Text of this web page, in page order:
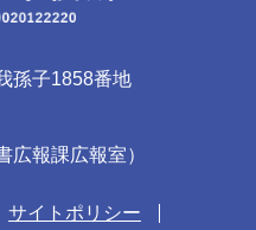
孫子1858番地
広報課広報室）
サイトポリシー